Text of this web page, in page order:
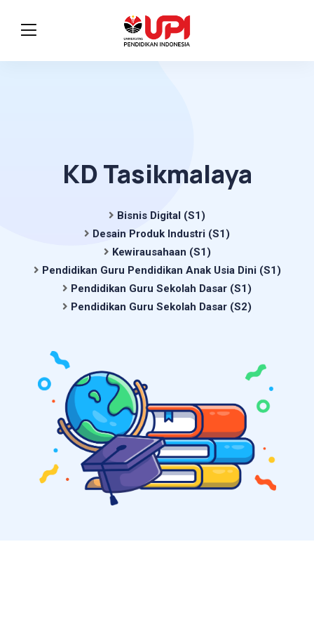
KD Tasikmalaya
Bisnis Digital (S1)
Desain Produk Industri (S1)
Kewirausahaan (S1)
Pendidikan Guru Pendidikan Anak Usia Dini (S1)
Pendidikan Guru Sekolah Dasar (S1)
Pendidikan Guru Sekolah Dasar (S2)